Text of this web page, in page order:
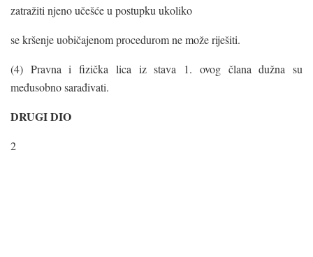
zatražiti njeno učešće u postupku ukoliko
se kršenje uobičajenom procedurom ne može riješiti.
(4) Pravna i fizička lica iz stava 1. ovog člana dužna su
međusobno sarađivati.
DRUGI DIO
2